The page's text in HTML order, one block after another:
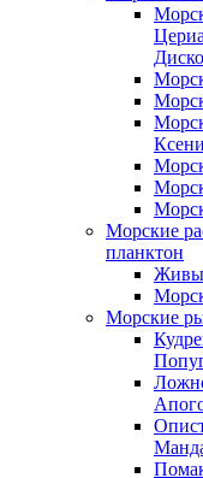
Морские
планктон
Морские